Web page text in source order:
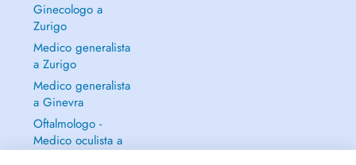
Ginecologo a
Zurigo
Medico generalista
a Zurigo
Medico generalista
a Ginevra
Oftalmologo -
Medico oculista a